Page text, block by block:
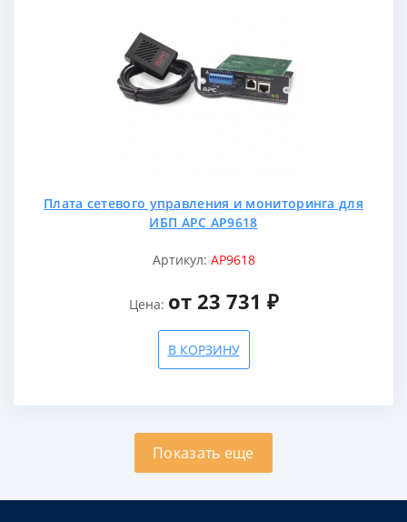
Плата сетевого управления и мониторинга для
ИБП APC AP9618
Артикул: AP9618
Цена: от 23 731 ₽
В КОРЗИНУ
Показать еще